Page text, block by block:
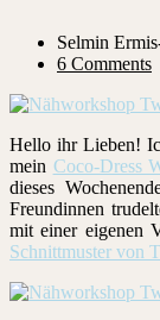
Selmin
6 Comments
Hello ihr Lieben!
mein Coco-Dress
dieses
Freundinnen
mit einer eigenen
Schnittmuster von